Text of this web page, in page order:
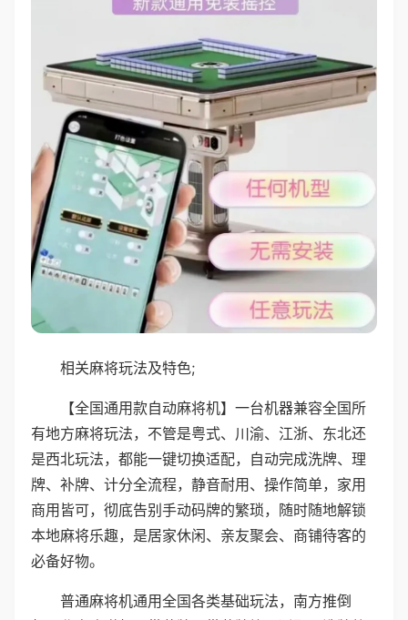
相关麻将玩法及特色;
【全国通用款自动麻将机】一台机器兼容全国所
有地方麻将玩法，不管是粤式、川渝、江浙、东北还
是西北玩法，都能一键切换适配，自动完成洗牌、理
牌、补牌、计分全流程，静音耐用、操作简单，家用
商用皆可，彻底告别手动码牌的繁琐，随时随地解锁
本地麻将乐趣，是居家休闲、亲友聚会、商铺待客的
必备好物。
普通麻将机通用全国各类基础玩法，南方推倒